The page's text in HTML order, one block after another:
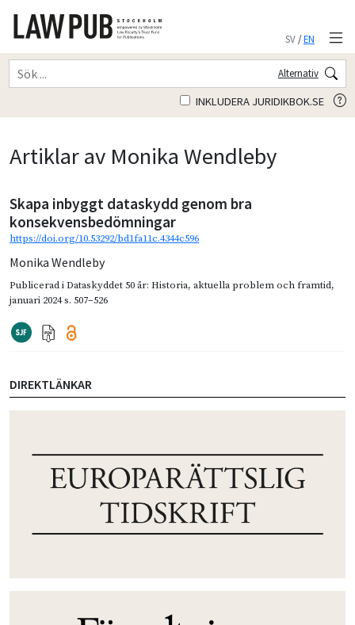
SV/EN
Alternativ
INKLUDERA JURIDIKBOK.SE
Artiklar av Monika Wendleby
Skapa inbyggt dataskydd genom bra
konsekvensbedömningar
https://doi.org/10.53292/bd1fa11c.4344c596
Monika Wendleby
Publicerad iDataskyddet 50 år: Historia, aktuella problem och framtid,
januari 2024s. 507–526
DIREKTLÄNKAR